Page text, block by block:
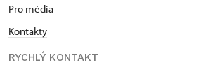
Pro média
Kontakty
RYCHLÝ KONTAKT